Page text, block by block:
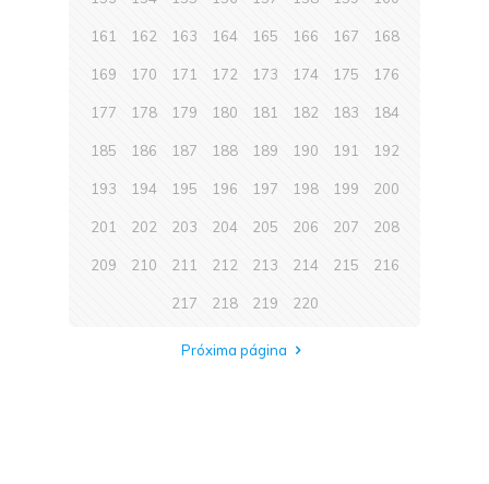
161 162 163 164 165 166 167 168
169 170 171 172 173 174 175 176
177 178 179 180 181 182 183 184
185 186 187 188 189 190 191 192
193 194 195 196 197 198 199 200
201 202 203 204 205 206 207 208
209 210 211 212 213 214 215 216
217 218 219 220
Próxima página